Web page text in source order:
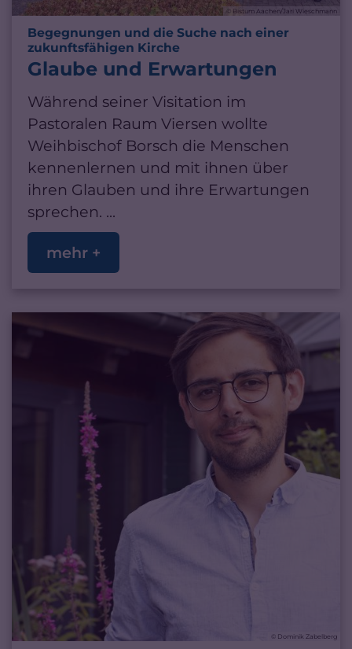
© Bistum Aachen/Jari Wieschmann
Begegnungen und die Suche nach einer
zukunftsfähigen Kirche
Glaube und Erwartungen
Während seiner Visitation im
Pastoralen Raum Viersen wollte
Weihbischof Borsch die Menschen
kennenlernen und mit ihnen über
ihren Glauben und ihre Erwartungen
sprechen. ...
mehr +
© Dominik Zabelberg